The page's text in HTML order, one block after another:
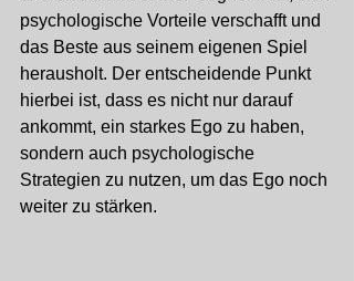
psychologische Vorteile verschafft und
das Beste aus seinem eigenen Spiel
herausholt. Der entscheidende Punkt
hierbei ist, dass es nicht nur darauf
ankommt, ein starkes Ego zu haben,
sondern auch psychologische
Strategien zu nutzen, um das Ego noch
weiter zu stärken.